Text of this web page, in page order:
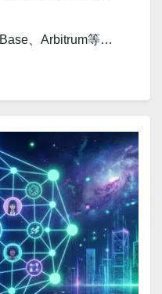
、Arbitrum等…